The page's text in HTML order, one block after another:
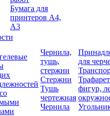
Бумага для
принтеров А4,
А3
Чернила,
тушь,
стержни
Стержни
Тушь
чертежная
Чернила
для
фигур,